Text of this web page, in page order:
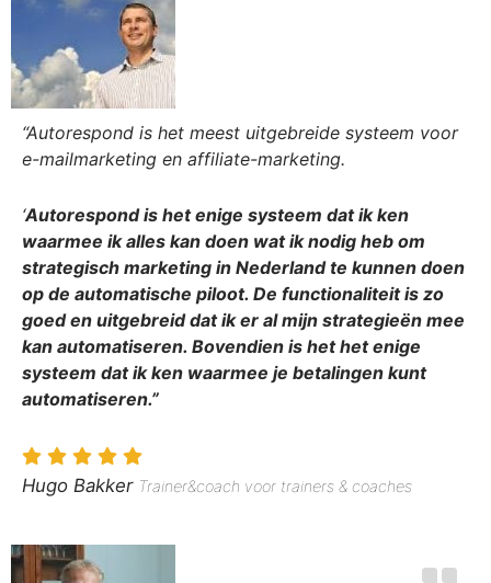
“Autorespond is het meest uitgebreide systeem voor
e-mailmarketing en affiliate-marketing.
‘Autorespond is het enige systeem dat ik ken
waarmee ik alles kan doen wat ik nodig heb om
strategisch marketing in Nederland te kunnen doen
op de automatische piloot. De functionaliteit is zo
goed en uitgebreid dat ik er al mijn strategieën mee
kan automatiseren. Bovendien is het het enige
systeem dat ik ken waarmee je betalingen kunt
automatiseren.”
Hugo Bakker Trainer&coach voor trainers & coaches